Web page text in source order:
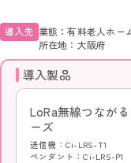
スタンダードシリ
ナースコール連動シ
簡易ナースコール
簡易ナースコール
ふむふむセンサー
起き上がりセンサー
コールスイッチ
徘徊キャッチ
LoRa無線つながるシ
スタンダードシリー
ナースコール連動シ
簡易ナースコール
ふむふむセンサー
超音波センサー
起き上がりセンサー
コールスイッチ
はじめての
会社情報
会社情報
会社概要
導入先 業態：有料老人ホー
所在地：大阪府
導入製品
LoRa無線つながる
ーズ
送信機：Ci-LRS-T1
ペンダント：Ci-LRS-P1